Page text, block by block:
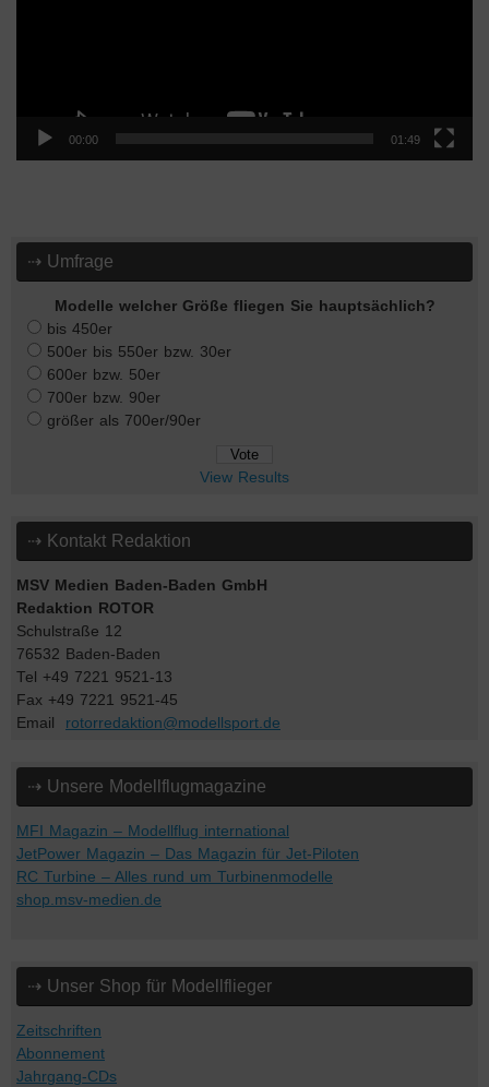
00:00 01:49
⇢ Umfrage
Modelle welcher Größe fliegen Sie hauptsächlich?
bis 450er
500er bis 550er bzw. 30er
600er bzw. 50er
700er bzw. 90er
größer als 700er/90er
View Results
⇢ Kontakt Redaktion
MSV Medien Baden-Baden GmbH
Redaktion ROTOR
Schulstraße 12
76532 Baden-Baden
Tel +49 7221 9521-13
Fax +49 7221 9521-45
Email rotorredaktion@modellsport.de
⇢ Unsere Modellflugmagazine
MFI Magazin – Modellflug international
JetPower Magazin – Das Magazin für Jet-Piloten
RC Turbine – Alles rund um Turbinenmodelle
shop.msv-medien.de
⇢ Unser Shop für Modellflieger
Zeitschriften
Abonnement
Jahrgang-CDs